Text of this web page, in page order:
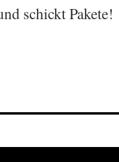
schickt Pakete!